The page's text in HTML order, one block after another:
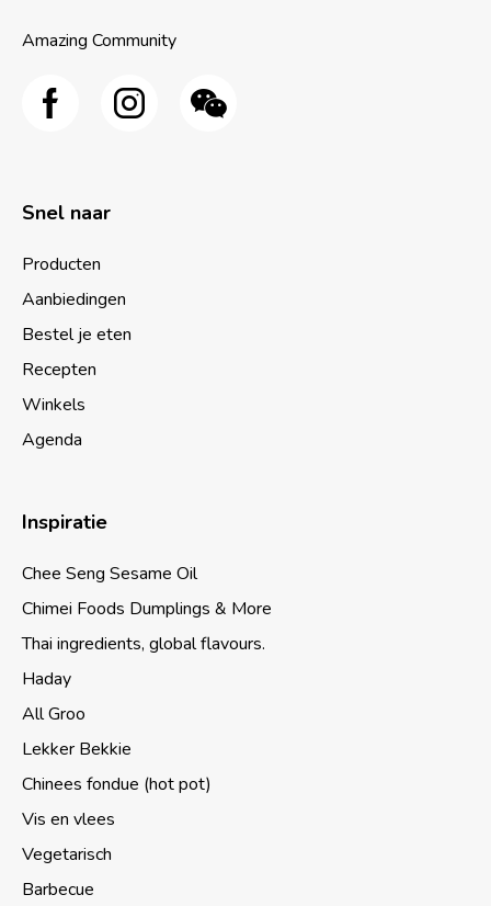
Amazing Community
Snel naar
Producten
Aanbiedingen
Bestel je eten
Recepten
Winkels
Agenda
Inspiratie
Chee Seng Sesame Oil
Chimei Foods Dumplings & More
Thai ingredients, global flavours.
Haday
All Groo
Lekker Bekkie
Chinees fondue (hot pot)
Vis en vlees
Vegetarisch
Barbecue